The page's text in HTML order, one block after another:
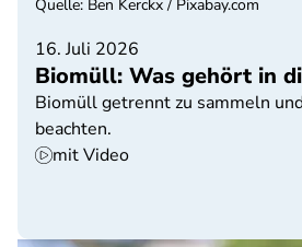
16. Juli 2026
Biomüll: Was gehört in
Biomüll getrennt zu sammeln
beachten.
mit Video
Quelle: Ben Kerckx / Pixabay.com